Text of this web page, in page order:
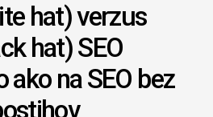
hat) verzus
hat) SEO
ako na SEO bez